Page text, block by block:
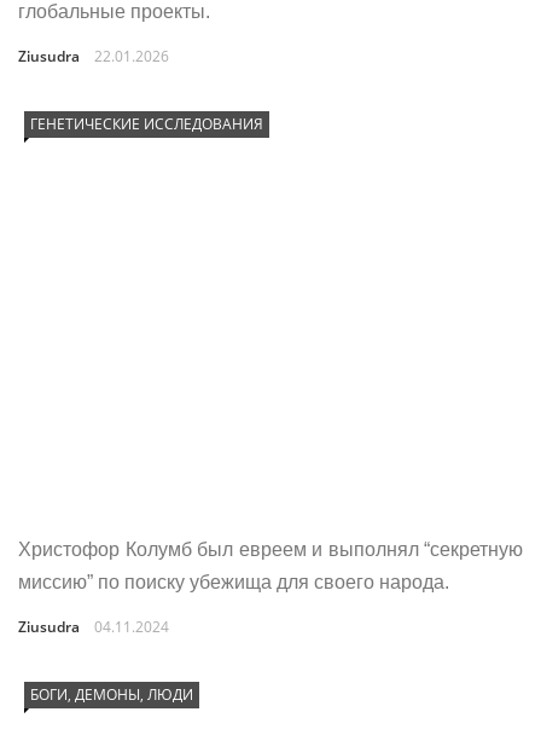
глобальные проекты.
Ziusudra 22.01.2026
ГЕНЕТИЧЕСКИЕ ИССЛЕДОВАНИЯ
Христофор Колумб был евреем и выполнял “секретную
миссию” по поиску убежища для своего народа.
Ziusudra 04.11.2024
БОГИ, ДЕМОНЫ, ЛЮДИ